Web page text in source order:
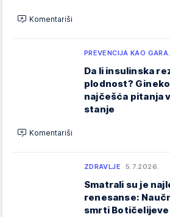
Komentariši
PREVENCIJA KAO
Da li insulinska
plodnost?
najčešća pitanja
stanje
Komentariši
ZDRAVLJE 5.7.2026.
Smatrali su je
renesanse:
smrti